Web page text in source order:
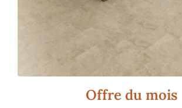
Offre du mois